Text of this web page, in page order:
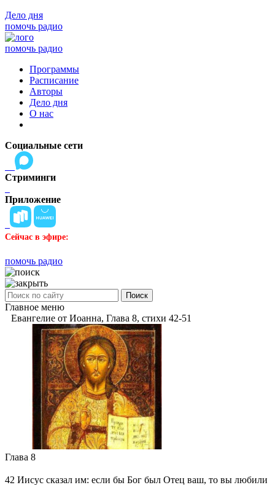
Дело дня
помочь радио
помочь радио
Программы
Расписание
Авторы
Дело дня
О нас
Социальные сети
Стриминги
Приложение
Сейчас в эфире:
помочь радио
Поиск
Главное меню
Евангелие от Иоанна, Глава 8, стихи 42-51
Глава 8
42 Иисус сказал им: если бы Бог был Отец ваш, то вы любили